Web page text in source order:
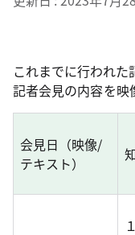
これまでに行われた
記者会見の内容を映
会見日（映像/
テキスト）